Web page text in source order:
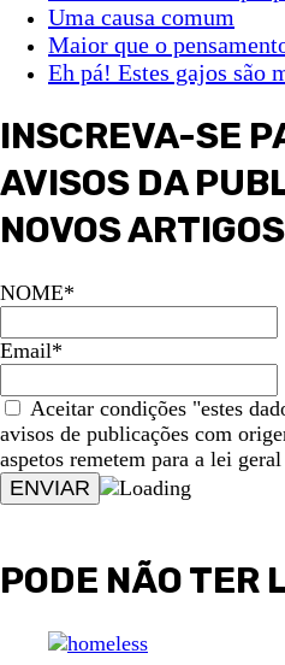
Uma causa comum
Maior que o
Eh pá! Estes gajos são
INSCREVA-SE
AVISOS DA
NOVOS ARTIGOS
NOME*
Email*
Aceitar condições "estes
avisos de publicações com
aspetos remetem para a lei
PODE NÃO TER